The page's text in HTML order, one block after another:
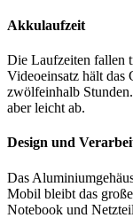
Akkulaufzeit
Die Laufzeiten fallen
Videoeinsatz hält das
zwölfeinhalb
aber leicht ab.
Design und
Das
Mobil bleibt das
Notebook und